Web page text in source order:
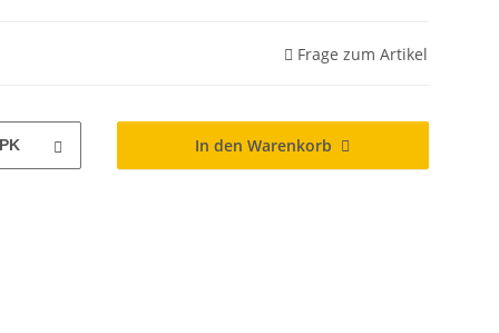
Frage zum Artikel
In den Warenkorb